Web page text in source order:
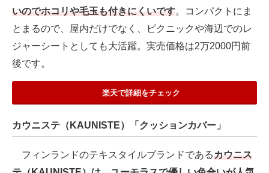
いのでホコリや毛玉も付きにくいです。コンパクトにま
とまるので、屋内だけでなく、ピクニックや海辺でのレ
ジャーシートとしても大活躍。実売価格は2万2000円前
後です。
楽天で詳細をチェック
カウニステ（KAUNISTE）「クッションカバー」
フィンランドのテキスタイルブランドであるカウニス